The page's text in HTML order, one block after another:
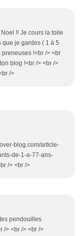
!! Je cours la toile
je gardes ( 1 à 5
!<br /> <br
blog !<br /> <br />
/>
blog.com/article-
de-1-a-77-ans-
/> <br />
pendouilles
/> <br /> <br />